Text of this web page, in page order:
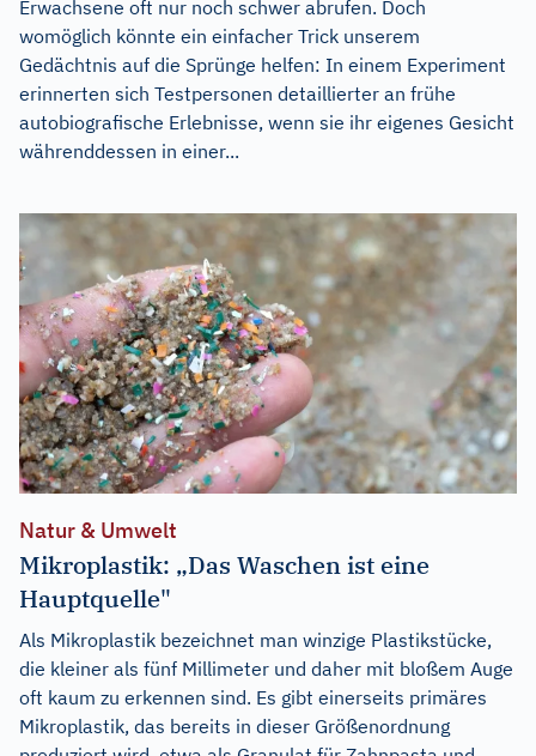
Erwachsene oft nur noch schwer abrufen. Doch
womöglich könnte ein einfacher Trick unserem
Gedächtnis auf die Sprünge helfen: In einem Experiment
erinnerten sich Testpersonen detaillierter an frühe
autobiografische Erlebnisse, wenn sie ihr eigenes Gesicht
währenddessen in einer...
Natur & Umwelt
Mikroplastik: „Das Waschen ist eine
Hauptquelle"
Als Mikroplastik bezeichnet man winzige Plastikstücke,
die kleiner als fünf Millimeter und daher mit bloßem Auge
oft kaum zu erkennen sind. Es gibt einerseits primäres
Mikroplastik, das bereits in dieser Größenordnung